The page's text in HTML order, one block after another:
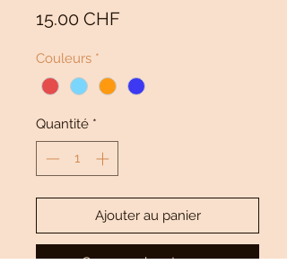
15.00 CHF
Couleurs *
Quantité *
Ajouter au panier
Commander et payer